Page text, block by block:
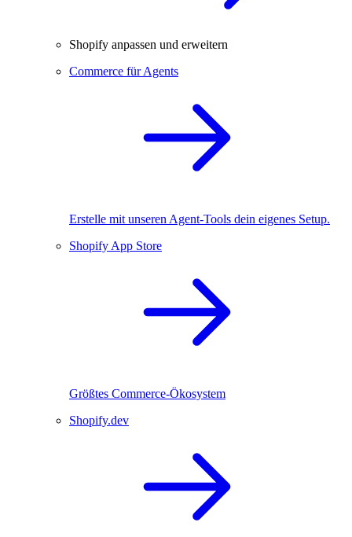
Shopify anpassen und erweitern
Commerce für Agents
Erstelle mit unseren Agent-Tools dein eigenes Setup.
Shopify App Store
Größtes Commerce-Ökosystem
Shopify.dev